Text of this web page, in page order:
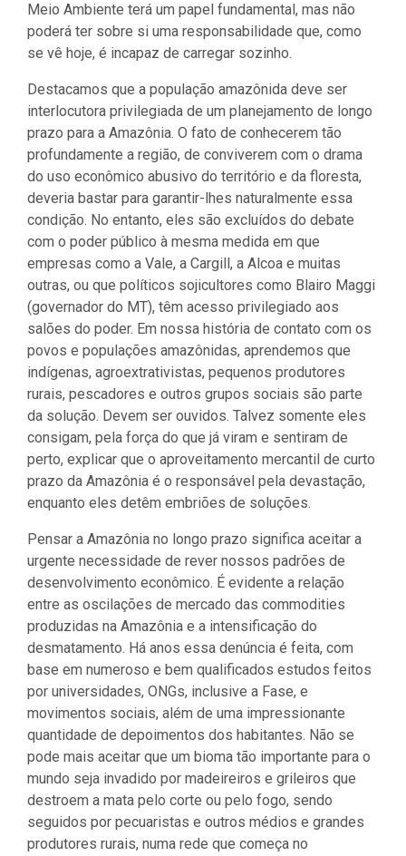
Meio Ambiente terá um papel fundamental, mas não
poderá ter sobre si uma responsabilidade que, como
se vê hoje, é incapaz de carregar sozinho.
Destacamos que a população amazônida deve ser
interlocutora privilegiada de um planejamento de longo
prazo para a Amazônia. O fato de conhecerem tão
profundamente a região, de conviverem com o drama
do uso econômico abusivo do território e da floresta,
deveria bastar para garantir-lhes naturalmente essa
condição. No entanto, eles são excluídos do debate
com o poder público à mesma medida em que
empresas como a Vale, a Cargill, a Alcoa e muitas
outras, ou que políticos sojicultores como Blairo Maggi
(governador do MT), têm acesso privilegiado aos
salões do poder. Em nossa história de contato com os
povos e populações amazônidas, aprendemos que
indígenas, agroextrativistas, pequenos produtores
rurais, pescadores e outros grupos sociais são parte
da solução. Devem ser ouvidos. Talvez somente eles
consigam, pela força do que já viram e sentiram de
perto, explicar que o aproveitamento mercantil de curto
prazo da Amazônia é o responsável pela devastação,
enquanto eles detêm embriões de soluções.
Pensar a Amazônia no longo prazo significa aceitar a
urgente necessidade de rever nossos padrões de
desenvolvimento econômico. É evidente a relação
entre as oscilações de mercado das commodities
produzidas na Amazônia e a intensificação do
desmatamento. Há anos essa denúncia é feita, com
base em numeroso e bem qualificados estudos feitos
por universidades, ONGs, inclusive a Fase, e
movimentos sociais, além de uma impressionante
quantidade de depoimentos dos habitantes. Não se
pode mais aceitar que um bioma tão importante para o
mundo seja invadido por madeireiros e grileiros que
destroem a mata pelo corte ou pelo fogo, sendo
seguidos por pecuaristas e outros médios e grandes
produtores rurais, numa rede que começa no